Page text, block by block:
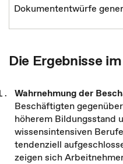
Dokumententwürfe
Die Ergebnisse
Wahrnehmung der
Beschäftigten
höherem Bildungsstand
wissensintensiven
tendenziell
zeigen sich